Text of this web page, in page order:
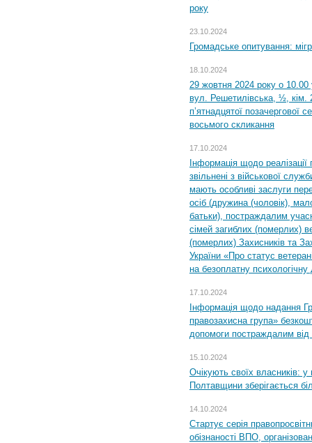
року
23.10.2024
Громадське опитування:
18.10.2024
29 жовтня 2024 року о 10.00
вул. Решетилівська, ½, кім.
п’ятнадцятої позачергової
восьмого скликання
17.10.2024
Інформація щодо
звільнені з військової
мають особливі заслуги
осіб (дружина (чоловік),
батьки), постраждалим
сімей загиблих (померлих)
(померлих) Захисників та
України «Про статус
на безоплатну психологічну
17.10.2024
Інформація щодо надання
правозахисна група»
допомоги постраждалим від
15.10.2024
Очікують своїх власників: у
Полтавщини зберігається
14.10.2024
Стартує серія
обізнаності ВПО,